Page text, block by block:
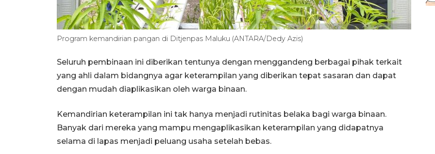
Program kemandirian pangan di Ditjenpas Maluku (ANTARA/Dedy Azis)
Seluruh pembinaan ini diberikan tentunya dengan menggandeng berbagai pihak terkait
yang ahli dalam bidangnya agar keterampilan yang diberikan tepat sasaran dan dapat
dengan mudah diaplikasikan oleh warga binaan.
Kemandirian keterampilan ini tak hanya menjadi rutinitas belaka bagi warga binaan.
Banyak dari mereka yang mampu mengaplikasikan keterampilan yang didapatnya
selama di lapas menjadi peluang usaha setelah bebas.